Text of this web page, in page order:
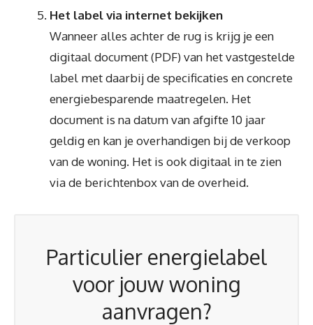
Het label via internet bekijken
Wanneer alles achter de rug is krijg je een
digitaal document (PDF) van het vastgestelde
label met daarbij de specificaties en concrete
energiebesparende maatregelen. Het
document is na datum van afgifte 10 jaar
geldig en kan je overhandigen bij de verkoop
van de woning. Het is ook digitaal in te zien
via de berichtenbox van de overheid.
Particulier energielabel
voor jouw woning
aanvragen?